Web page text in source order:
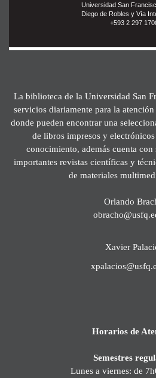
Universidad San
Diego de Robles y Vía
+593 2 297
La biblioteca de la Universidad San
servicios diariamente para la
donde pueden encontrar una
de libros impresos y electrónicos
conocimiento, además cuenta con
importantes revistas científicas y
de materiales
Orlando
Xavier
Horarios de
Semestres
Lunes a viernes: de